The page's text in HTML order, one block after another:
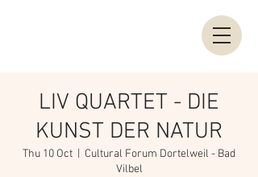
LIV QUARTET - DIE
KUNST DER NATUR
Thu 10 Oct
Cultural Forum Dortelweil - Bad
Vilbel